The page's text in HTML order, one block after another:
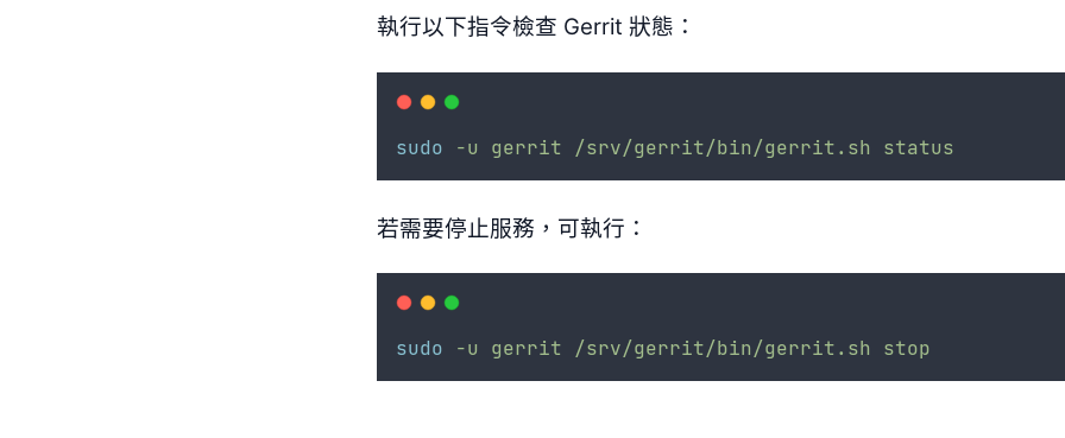
執行以下指令檢查 Gerrit 狀態：
sudo -u gerrit /srv/gerrit/bin/gerrit.sh status
若需要停止服務，可執行：
sudo -u gerrit /srv/gerrit/bin/gerrit.sh stop